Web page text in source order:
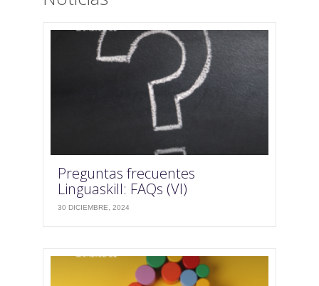
Preguntas frecuentes
Linguaskill: FAQs (VI)
30 DICIEMBRE, 2024